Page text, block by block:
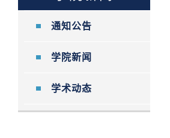
通知公告
学院新闻
学术动态